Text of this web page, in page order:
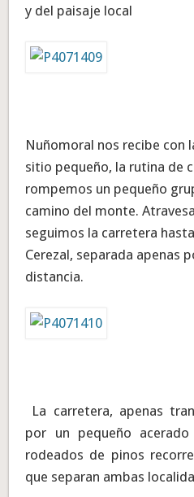
y del paisaje local
Nuñomoral nos recibe con
sitio pequeño, la rutina de
rompemos un pequeño
camino del monte.
seguimos la carretera
Cerezal, separada apenas
distancia.
La carretera, apenas
por un pequeño
rodeados de pinos
que separan ambas